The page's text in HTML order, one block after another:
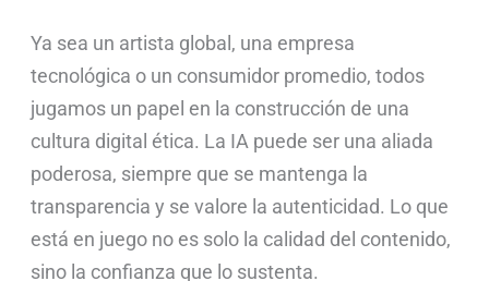
Ya sea un artista global, una empresa
tecnológica o un consumidor promedio, todos
jugamos un papel en la construcción de una
cultura digital ética. La IA puede ser una aliada
poderosa, siempre que se mantenga la
transparencia y se valore la autenticidad. Lo que
está en juego no es solo la calidad del contenido,
sino la confianza que lo sustenta.